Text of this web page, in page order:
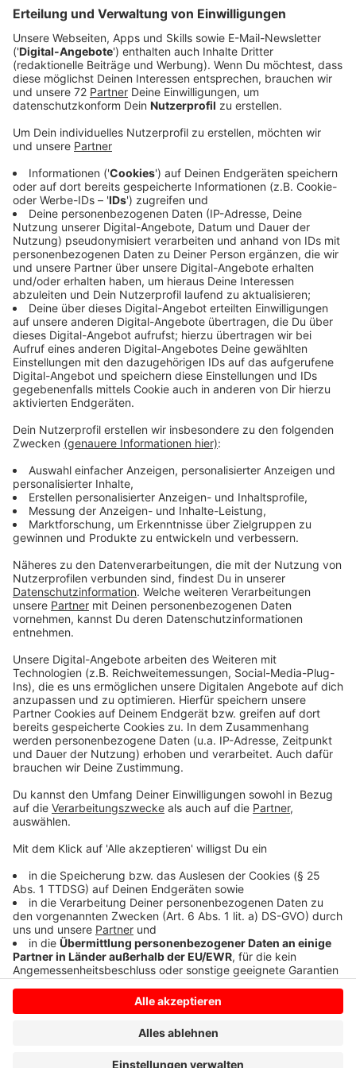
Beschuldigte Kaplan in Rodde war.
Veröffentlicht:Montag, 17.02.2025 07:17
Anzeige
Münsters Bischof Genn hat einen Pastor aus Ahaus
suspendiert. Der Priester steht unter Verdacht des
sexuellen Missbrauchs. Gegen den Priester wurden
Ende Januar 2025 Vorwürfe des sexuellen
Missbrauchs erhoben. Die Vorfälle sollen ab 1995 in
Ochtrup stattgefunden haben. Bereits 1997 und 2010
gab es Hinweise auf Missbrauch, die jedoch keine
strafrechtlichen Konsequenzen nach sich zogen. Ein
weiterer Vorwurf aus dem Jahr 2022 bezog sich auf
1993, wurde jedoch wegen Verjährung eingestellt.
Damals war der Beschuldigte als Kaplan in Rodde
tätig. Das Bistum Münster schreitet jetzt erst ein, weil
die Vorwürfe nur von Dritten kämen und nie
ausgereicht hätten, um Strafmaßnahmen einzuleiten,
Das Bistum Münster hat den Fall der
Staatsanwaltschaft übergeben und eine
kirchenrechtliche Voruntersuchung eingeleitet.
Betroffene wenden sich an dieAnsprechpersonen des
Bistums Münster wenden. Gemeindeabende in Ahaus
und Ochtrup bieten Raum für Gespräche.
Die Pfarrei Ahaus St. Marien lädt Menschen, die über
das Thema sprechen möchten, zu einem
19. Februar, um 19.30 Uhr im Karl-Leisner-Haus an der
Schloßstraße 23 in Ahaus.
Auch in Ochtrup findet ein Gemeindeabend zu dem
Thema statt. Er ist am Dienstag, 18. Februar, um 19.30
Uhr im Georgsheim, Marienstraße 3. Es werden an
beiden Abenden Vertreter der jeweiligen
Seelsorgeteams und des Bistums anwesend sein.
Anzeige
Anzeige